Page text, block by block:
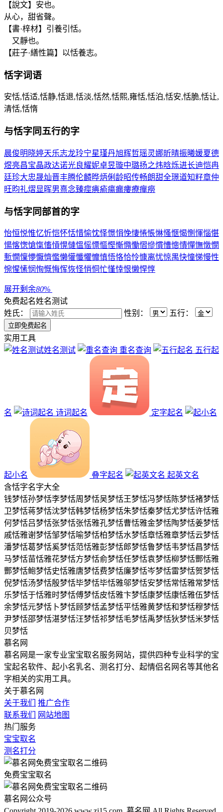
【說文】安也。
从心，甜省聲。
【書·梓材】引養引恬。
又靜也。
【莊子·繕性篇】以恬養志。
恬字词语
安恬,恬适,恬静,恬退,恬淡,恬然,恬熙,雍恬,恬泊,恬安,恬脆,恬让,
清恬,恬惰
与恬字同五行的字
晨俊明 晓婷天乐志龙玲宁星瑾丹旭辉哲瑶灵娜昕晴振曦媛夏德
煜亮昌宝晶政达诺光 良耀妮卓昱璇中璐扬之炜晗烁进长迪恺冉
廷珍大忠晟灿晋丰腾伦麟晔炳俐 龄昭传畅朗甜全璟道知籽章仲
旺昀礼熠显 晖男熹念臻痙痶瘉瘍瘺瘻療癉癆
与恬字同部首的字
怡恒悦惟忆忻恺怀恬惜愉忱怿憬悁悗悽惓悵惏慅愜愒惻 惲惱愖
愓愘愡愴愾慉愩愰慩慍愮慓慪慳慚憜慟慴慘慣慒憁憒憚憮憞憫
慙憪懍懜懨懠懢懶懽懺懼戂慎悟恪恰怜慷离忧惊禺快憧悌慢性
惋惺愫悯恂慨悔恽恢怪悄恫忙慬悻恨懒悍惇
展开剩余80%
免费起名姓名测试
姓氏：
性别： 五行：
实用工具
姓名测试
重名查询 五行起
名 诗词起名 定字起名
起小名 叠字起名
起英文名
含恬字名字大全
钱梦恬孙梦恬李梦恬周梦恬吴梦恬王梦恬冯梦恬陈梦恬褚梦恬
卫梦恬蒋梦恬沈梦恬韩梦恬杨梦恬朱梦恬秦梦恬尤梦恬许恬雅
何梦恬吕梦恬张梦恬张恬雅孔梦恬曹恬雅金梦恬陶梦恬姜梦恬
戚恬雅谢梦恬邹梦恬喻梦恬柏梦恬水梦恬章恬雅章梦恬云梦恬
潘梦恬葛梦恬奚梦恬范恬雅彭梦恬郎梦恬鲁梦恬韦梦恬昌梦恬
马梦恬苗恬雅花梦恬方梦恬俞梦恬任梦恬袁梦恬柳梦恬酆恬雅
酆梦恬鲍梦恬史恬雅唐梦恬费梦恬廉梦恬岑梦恬雷梦恬贺梦恬
倪梦恬汤梦恬殷梦恬毕梦恬毕恬雅邬梦恬安梦恬常恬雅常梦恬
乐梦恬于恬雅时梦恬傅梦恬皮恬雅卞梦恬康梦恬康恬雅伍梦恬
余梦恬元梦恬 卜梦恬顾梦恬孟梦恬平恬雅黄梦恬和梦恬穆梦恬
尹梦恬邵梦恬湛梦恬汪梦恬祁梦恬毛梦恬禹梦恬狄梦恬米梦恬
贝梦恬
慕名网
慕名网是一家专业宝宝取名服务网站，提供四种专业科学的宝
宝起名软件、起小名乳名、测名打分、起情侣名网名等其他名
字相关的实用工具。
关于慕名网
关于我们
推广合作
联系我们
网站地图
热门服务
宝宝取名
测名打分
免费宝宝取名
慕名网公众号